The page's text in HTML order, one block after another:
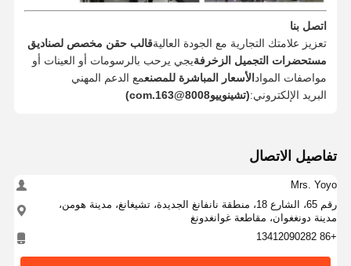
اتصل بنا
تعزيز علامتك التجارية مع الجودة العاليةقالب حقن مخصص لصناديق
مستحضرات التجميل الزخرفةيجي يرحب بالرسومات أو العينات أو
مواصفات المواد الأسعار المباشرة للمصنعمع الدعم المهني
البريد الإلكتروني:(تشينوييو8008@163.com)
تفاصيل الاتصال
Mrs. Yoyo
رقم 65، الشارع 18، منطقة نانفانغ الجديدة، تشيغانغ، مدينة هومن،
مدينة دونغغوان، مقاطعة غوانغدونغ
+86 13412090282